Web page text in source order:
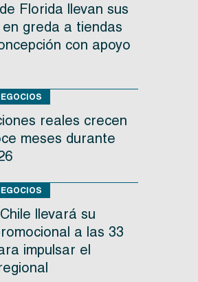
Florida llevan sus
greda a tiendas
con apoyo
reales crecen
meses durante
llevará su
a las 33
impulsar el